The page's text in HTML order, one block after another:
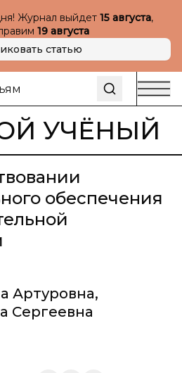
Журнал выйдет 15 августа,
19 августа
статью
УЧЁНЫЙ
обеспечения
Артуровна,
Сергеевна